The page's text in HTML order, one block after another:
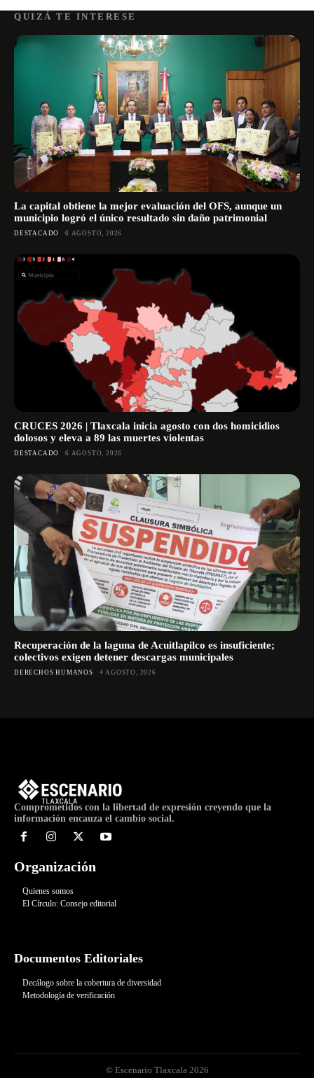
QUIZÁ TE INTERESE
La capital obtiene la mejor evaluación del OFS, aunque un
municipio logró el único resultado sin daño patrimonial
DESTACADO 6 AGOSTO, 2026
CRUCES 2026 | Tlaxcala inicia agosto con dos homicidios
dolosos y eleva a 89 las muertes violentas
DESTACADO 6 AGOSTO, 2026
Recuperación de la laguna de Acuitlapilco es insuficiente;
colectivos exigen detener descargas municipales
DERECHOS HUMANOS 4 AGOSTO, 2026
Comprometidos con la libertad de expresión creyendo que la
información encauza el cambio social.
Organización
Quienes somos
El Círculo: Consejo editorial
Documentos Editoriales
Decálogo sobre la cobertura de diversidad
Metodología de verificación
© Escenario Tlaxcala 2026